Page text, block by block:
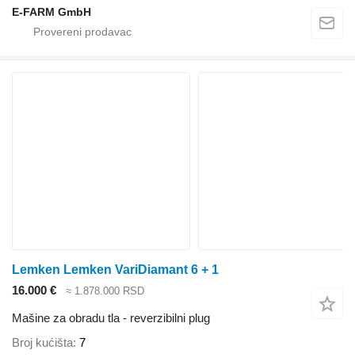
E-FARM GmbH
Lemken Lemken VariDiamant 6 + 1
16.000 €
≈ 1.878.000 RSD
Mašine za obradu tla - reverzibilni plug
Broj kućišta 7